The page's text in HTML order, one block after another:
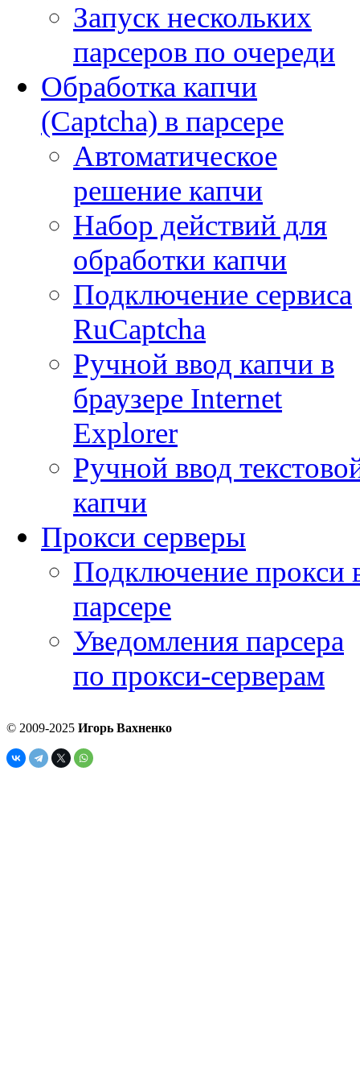
Запуск нескольких
парсеров по очереди
Обработка капчи
(Captcha) в парсере
Автоматическое
решение капчи
Набор действий для
обработки капчи
Подключение сервиса
RuCaptcha
Ручной ввод капчи в
браузере Internet
Explorer
Ручной ввод
капчи
Прокси серверы
Подключение прокси
парсере
Уведомления парсера
по прокси-серверам
© 2009-2025 Игорь Вахненко